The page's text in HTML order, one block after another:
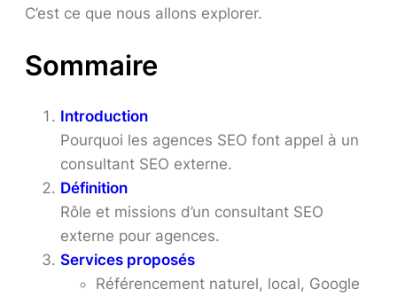
C’est ce que nous allons explorer.
Sommaire
Introduction
Pourquoi les agences SEO font appel à un
consultant SEO externe.
Définition
Rôle et missions d’un consultant SEO
externe pour agences.
Services proposés
Référencement naturel, local, Google